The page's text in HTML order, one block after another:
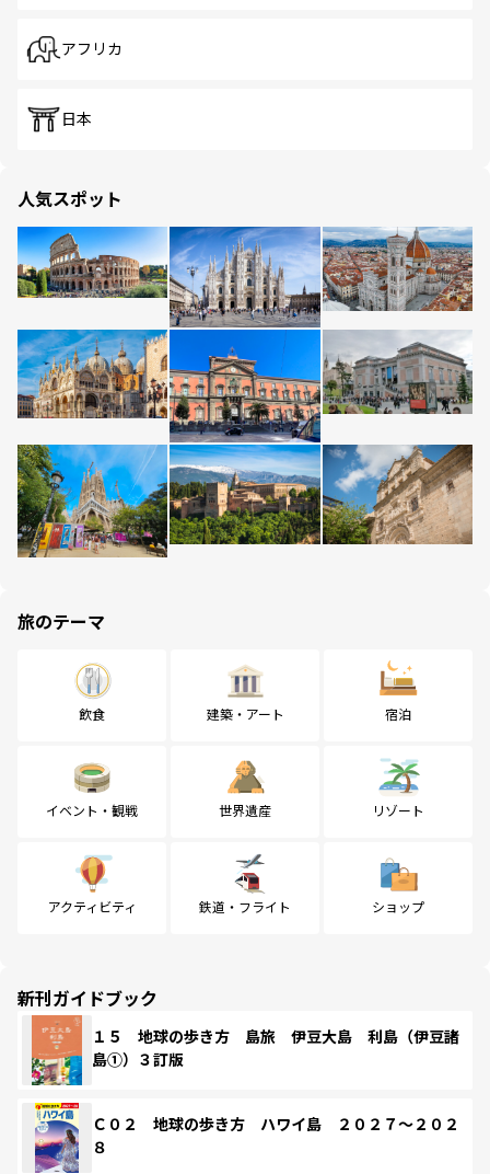
アフリカ
日本
人気スポット
旅のテーマ
飲食 建築・アート 宿泊
イベント・観戦 世界遺産 リゾート
アクティビティ 鉄道・フライト ショップ
新刊ガイドブック
１５ 地球の歩き方 島旅 伊豆大島 利島（伊豆諸
島①）３訂版
Ｃ０２ 地球の歩き方 ハワイ島 ２０２７～２０２
８